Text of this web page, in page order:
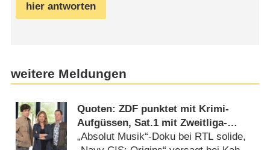
hier antworten
weitere Meldungen
Quoten: ZDF punktet mit Krimi-
Aufgüssen, Sat.1 mit Zweitliga-
Auftakt
„Absolut Musik“-Doku bei RTL solide,